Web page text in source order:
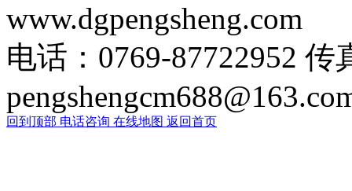
www.dgpengsheng.com
电话：0769-87722952 传
回到顶部 电话咨询 在线地图 返回首页